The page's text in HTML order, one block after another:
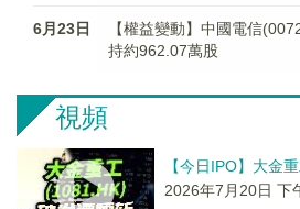
6月23日
【權益變動】中國電信
持約962.07萬股
視頻
【今日IPO】大金
2026年7月20日 下